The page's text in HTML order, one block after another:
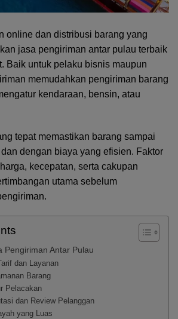
online dan distribusi barang yang
jasa pengiriman antar pulau terbaik
Baik untuk pelaku bisnis maupun
memudahkan pengiriman barang
kendaraan, bensin, atau
tepat memastikan barang sampai
dengan biaya yang efisien. Faktor
kecepatan, serta cakupan
utama sebelum
Pengiriman Antar Pulau
dan Layanan
Barang
Pelacakan
dan Review Pelanggan
yang Luas